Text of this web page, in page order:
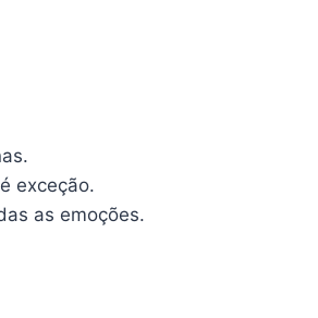
exceção.
as emoções.